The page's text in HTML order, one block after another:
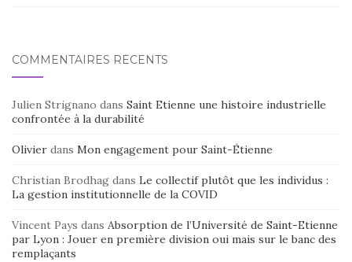
COMMENTAIRES RÉCENTS
Julien Strignano dans Saint Etienne une histoire industrielle
confrontée à la durabilité
Olivier dans Mon engagement pour Saint-Étienne
Christian Brodhag dans Le collectif plutôt que les individus :
La gestion institutionnelle de la COVID
Vincent Pays dans Absorption de l’Université de Saint-Etienne
par Lyon : Jouer en première division oui mais sur le banc des
remplaçants